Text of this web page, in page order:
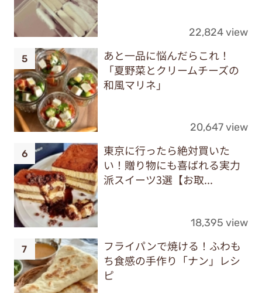
22,824 view
あと一品に悩んだらこれ！
「夏野菜とクリームチーズの
和風マリネ」
20,647 view
東京に行ったら絶対買いた
い！贈り物にも喜ばれる実力
派スイーツ3選【お取...
18,395 view
フライパンで焼ける！ふわも
ち食感の手作り「ナン」レシ
ピ